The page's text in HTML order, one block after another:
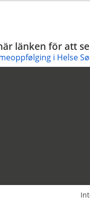
länken för att
i Helse